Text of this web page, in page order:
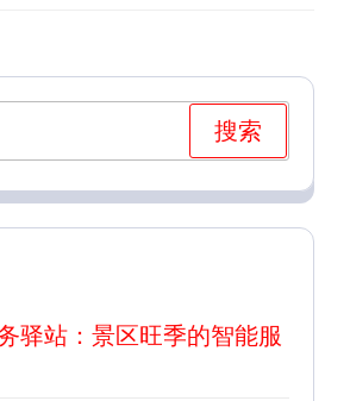
驿站：景区旺季的智能服